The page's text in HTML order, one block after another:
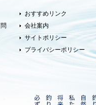
おすすめリンク
会社案内
サイトポリシー
プライバシーポリシー